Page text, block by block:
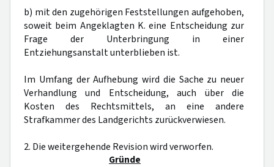
b) mit den zugehörigen Feststellungen aufgehoben,
soweit beim Angeklagten K. eine Entscheidung zur
Frage der Unterbringung in einer
Entziehungsanstalt unterblieben ist.
Im Umfang der Aufhebung wird die Sache zu neuer
Verhandlung und Entscheidung, auch über die
Kosten des Rechtsmittels, an eine andere
Strafkammer des Landgerichts zurückverwiesen.
2. Die weitergehende Revision wird verworfen.
Gründe